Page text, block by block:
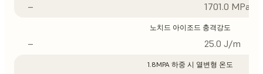
– 1701.0 MPa
노치드 아이조드 충격강도
– 25.0 J/m
1.8MPA 하중 시 열변형 온도